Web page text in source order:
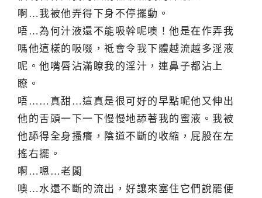
啊…我被他弄得下身不停擺動。
唔…為何汁液還不能吸幹呢噢！他是在作弄我
嗎他這樣的吸啜，祗會令我下體越流越多淫液
呢。他嘴唇沾滿瞭我的淫汁，連鼻子都沾上
瞭。
唔……真甜…這真是很可好的早點呢他又伸出
他的舌頭一下一下慢慢地舔著我的蜜液。我被
他舔得全身搔癢，陰道不斷的收縮，屁股在左
搖右擺。
啊…嗯…老闆
噢…水還不斷的流出，好讓來塞住它們說罷便